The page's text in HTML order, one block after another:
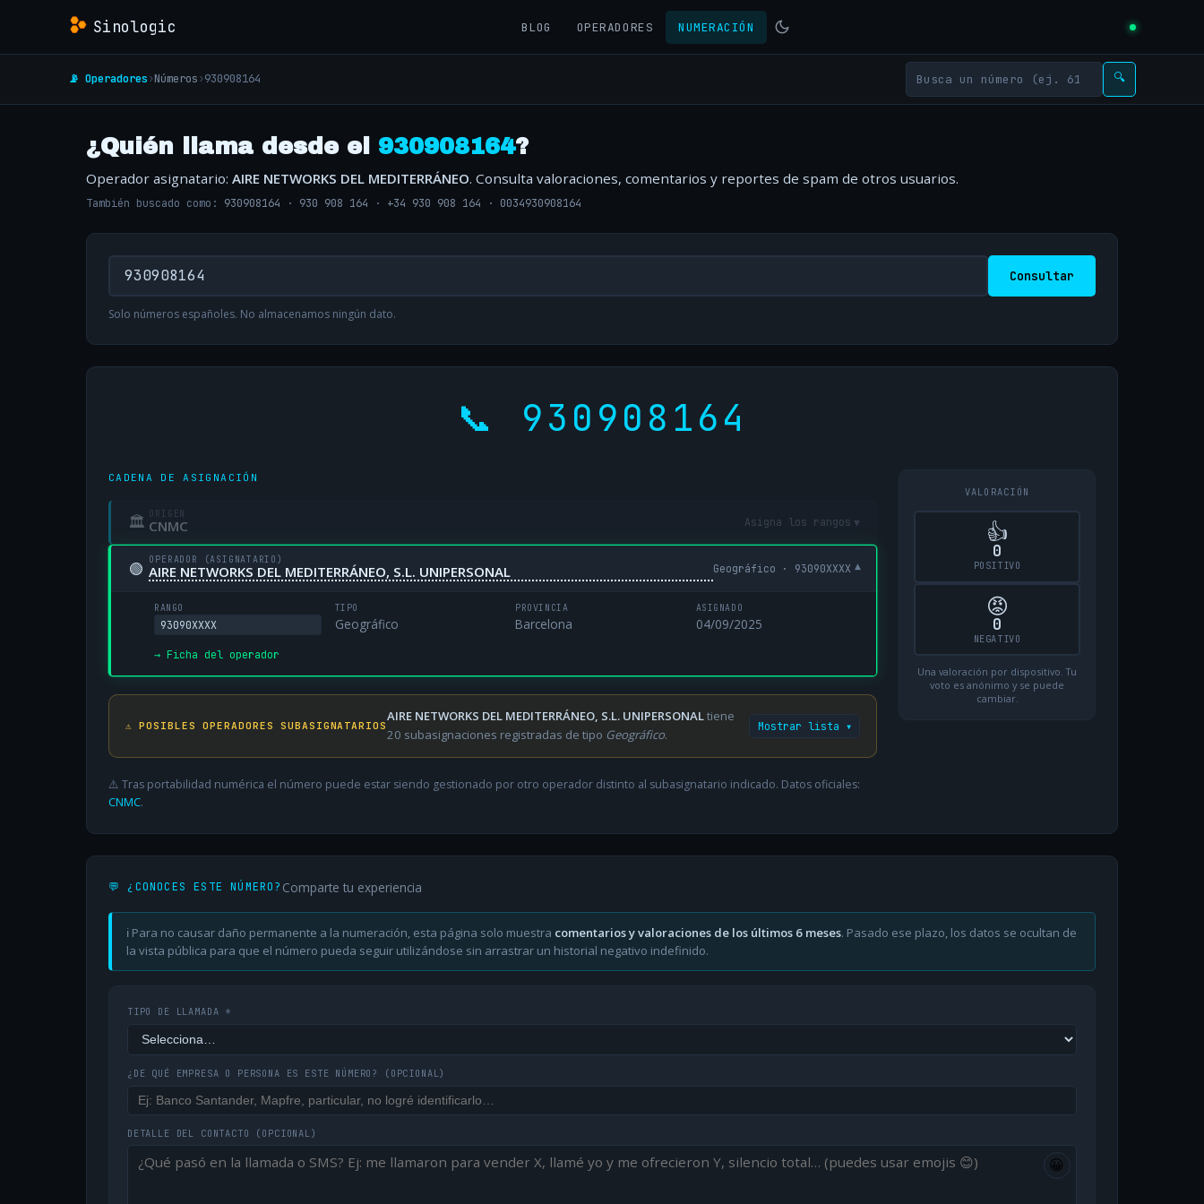
Sinologic BLOG OPERADORES NUMERACIÓN
📡 Operadores›Números›930908164 🔍
¿Quién llama desde el 930908164?
Operador asignatario: AIRE NETWORKS DEL MEDITERRÁNEO. Consulta valoraciones, comentarios y reportes de spam de otros usuarios.
También buscado como: 930908164 · 930 908 164 · +34 930 908 164 · 0034930908164
Consultar
Solo números españoles. No almacenamos ningún dato.
📞 930908164
CADENA DE ASIGNACIÓN
🏛 ORIGEN
CNMC Asigna los rangos ▾
🟢 OPERADOR (ASIGNATARIO)
AIRE NETWORKS DEL MEDITERRÁNEO, S.L. UNIPERSONAL Geográfico · 93090XXXX ▾
RANGO
93090XXXX
TIPO
Geográfico
PROVINCIA
Barcelona
ASIGNADO
04/09/2025
→ Ficha del operador
⚠️ POSIBLES OPERADORES SUBASIGNATARIOS
AIRE NETWORKS DEL MEDITERRÁNEO, S.L. UNIPERSONALtiene
20 subasignaciones registradas de tipo Geográfico.
Mostrar lista ▾
⚠️ Tras portabilidad numérica el número puede estar siendo gestionado por otro operador distinto al subasignatario indicado. Datos oficiales:
CNMC.
VALORACIÓN
👍
0
POSITIVO
😡
0
NEGATIVO
Una valoración por dispositivo. Tu
voto es anónimo y se puede
cambiar.
💬 ¿CONOCES ESTE NÚMERO? Comparte tu experiencia
ℹ️ Para no causar daño permanente a la numeración, esta página solo muestra comentarios y valoraciones de los últimos 6 meses. Pasado ese plazo, los datos se ocultan de
la vista pública para que el número pueda seguir utilizándose sin arrastrar un historial negativo indefinido.
TIPO DE LLAMADA *
¿DE QUÉ EMPRESA O PERSONA ES ESTE NÚMERO? (OPCIONAL)
DETALLE DEL CONTACTO (OPCIONAL)
😀